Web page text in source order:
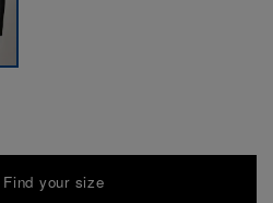
Find your size